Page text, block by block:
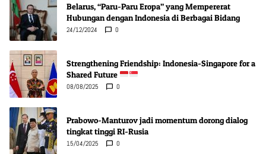
Belarus, “Paru-Paru Eropa” yang Mempererat
Hubungan dengan Indonesia di Berbagai Bidang
24/12/2024 0
Strengthening Friendship: Indonesia-Singapore for a
Shared Future
08/08/2025 0
Prabowo-Manturov jadi momentum dorong dialog
tingkat tinggi RI-Rusia
15/04/2025 0